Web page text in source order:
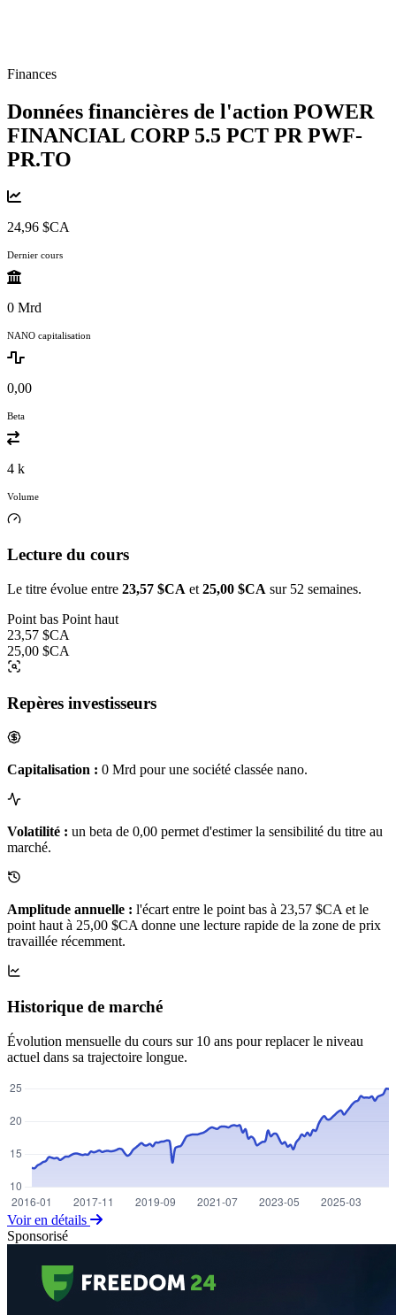
Finances
Données financières de l'action POWER
FINANCIAL CORP 5.5 PCT PR PWF-
PR.TO
24,96 $CA
Dernier cours
0 Mrd
NANO capitalisation
0,00
Beta
4 k
Volume
Lecture du cours
Le titre évolue entre 23,57 $CA et 25,00 $CA sur 52 semaines.
Point bas Point haut
23,57 $CA
25,00 $CA
Repères investisseurs
Capitalisation : 0 Mrd pour une société classée nano.
Volatilité : un beta de 0,00 permet d'estimer la sensibilité du titre au
marché.
Amplitude annuelle : l'écart entre le point bas à 23,57 $CA et le
point haut à 25,00 $CA donne une lecture rapide de la zone de prix
travaillée récemment.
Historique de marché
Évolution mensuelle du cours sur 10 ans pour replacer le niveau
actuel dans sa trajectoire longue.
Voir en détails
Sponsorisé